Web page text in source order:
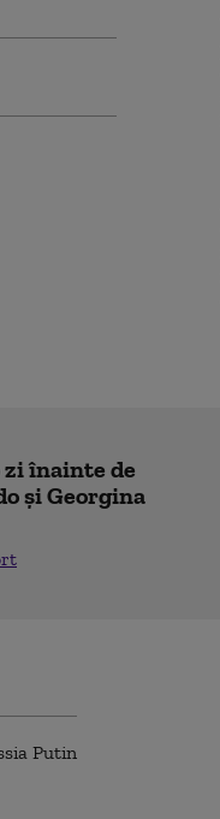
înainte de
și Georgina